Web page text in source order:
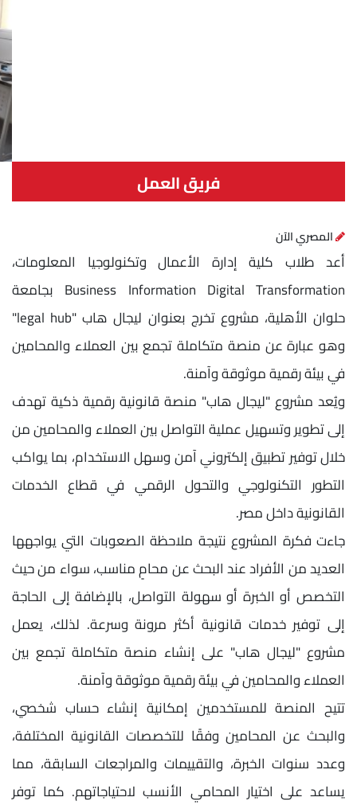
فريق العمل
المصري الآن
أعد طلاب كلية إدارة الأعمال وتكنولوجيا المعلومات،
Business Information Digital Transformation بجامعة
حلوان الأهلية، مشروع تخرج بعنوان ليجال هاب "legal hub"
وهو عبارة عن منصة متكاملة تجمع بين العملاء والمحامين
في بيئة رقمية موثوقة وآمنة.
ويُعد مشروع "ليجال هاب" منصة قانونية رقمية ذكية تهدف
إلى تطوير وتسهيل عملية التواصل بين العملاء والمحامين من
خلال توفير تطبيق إلكتروني آمن وسهل الاستخدام، بما يواكب
التطور التكنولوجي والتحول الرقمي في قطاع الخدمات
القانونية داخل مصر.
جاءت فكرة المشروع نتيجة ملاحظة الصعوبات التي يواجهها
العديد من الأفراد عند البحث عن محامٍ مناسب، سواء من حيث
التخصص أو الخبرة أو سهولة التواصل، بالإضافة إلى الحاجة
إلى توفير خدمات قانونية أكثر مرونة وسرعة. لذلك، يعمل
مشروع "ليجال هاب" على إنشاء منصة متكاملة تجمع بين
العملاء والمحامين في بيئة رقمية موثوقة وآمنة.
تتيح المنصة للمستخدمين إمكانية إنشاء حساب شخصي،
والبحث عن المحامين وفقًا للتخصصات القانونية المختلفة،
وعدد سنوات الخبرة، والتقييمات والمراجعات السابقة، مما
يساعد على اختيار المحامي الأنسب لاحتياجاتهم. كما توفر